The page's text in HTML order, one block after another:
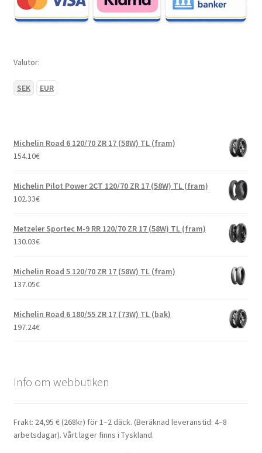
Valutor:
SEK EUR
Michelin Road 6 120/70 ZR 17 (58W) TL (fram)
154.10€
Michelin Pilot Power 2CT 120/70 ZR 17 (58W) TL (fram)
102.33€
Metzeler Sportec M-9 RR 120/70 ZR 17 (58W) TL (fram)
130.03€
Michelin Road 5 120/70 ZR 17 (58W) TL (fram)
137.05€
Michelin Road 6 180/55 ZR 17 (73W) TL (bak)
197.24€
Info om webbutiken
Frakt: 24,95 € (268kr) för 1–2 däck. (Beräknad leveranstid: 4–8
arbetsdagar). Vårt lager finns i Tyskland.